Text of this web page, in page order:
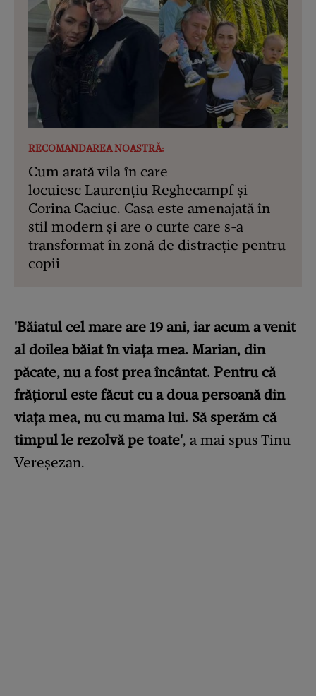
RECOMANDAREA NOASTRĂ:
Cum arată vila în care
locuiesc Laurențiu Reghecampf și
Corina Caciuc. Casa este amenajată în
stil modern și are o curte care s-a
transformat în zonă de distracție pentru
copii
'Băiatul cel mare are 19 ani, iar acum a venit
al doilea băiat în viața mea. Marian, din
păcate, nu a fost prea încântat. Pentru că
frățiorul este făcut cu a doua persoană din
viața mea, nu cu mama lui. Să sperăm că
timpul le rezolvă pe toate', a mai spus Tinu
Vereșezan.